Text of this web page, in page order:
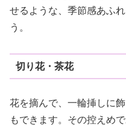
せるような、季節感あふ
う。
切り花・茶花
花を摘んで、一輪挿しに
もできます。その控えめ